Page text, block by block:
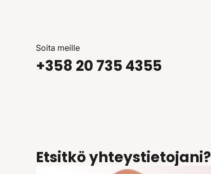
Soita meille
+358 20 735 4355
Etsitkö yhteystietojani?